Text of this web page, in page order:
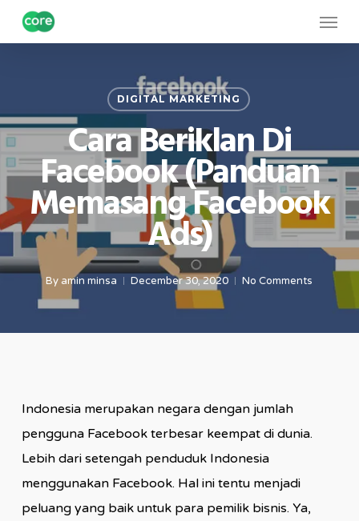
Skip
Menu
DIGITAL MARKETING
Cara Beriklan Di
Facebook (Panduan
Memasang Facebook
Ads)
By amin minsa December 30, 2020 No Comments
Indonesia merupakan negara dengan jumlah
pengguna Facebook terbesar keempat di dunia.
Lebih dari setengah penduduk Indonesia
menggunakan Facebook. Hal ini tentu menjadi
peluang yang baik untuk para pemilik bisnis. Ya,